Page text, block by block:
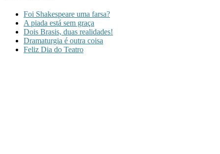
Foi Shakespeare uma farsa?
A piada está sem graça
Dois Brasis, duas realidades!
Dramaturgia é outra coisa
Feliz Dia do Teatro